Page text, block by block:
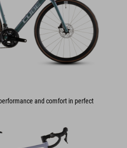
and comfort in perfect